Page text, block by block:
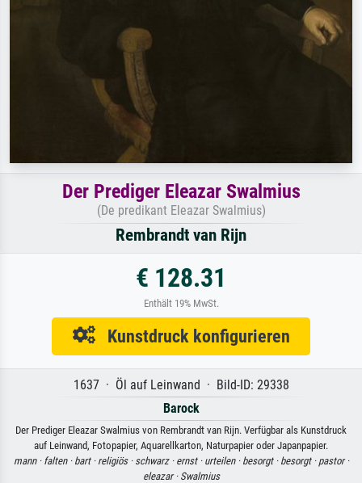
Der Prediger Eleazar Swalmius
(De predikant Eleazar Swalmius)
Rembrandt van Rijn
€ 128.31
Enthält 19% MwSt.
Kunstdruck konfigurieren
1637 · Öl auf Leinwand · Bild-ID: 29338
Barock
Der Prediger Eleazar Swalmius von Rembrandt van Rijn. Verfügbar als Kunstdruck
auf Leinwand, Fotopapier, Aquarellkarton, Naturpapier oder Japanpapier.
mann · falten · bart · religiös · schwarz · ernst · urteilen · besorgt · besorgt · pastor ·
eleazar · Swalmius